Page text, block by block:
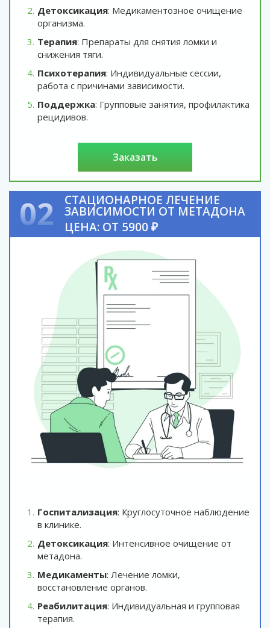
Детоксикация: Медикаментозное очищение
организма.
Терапия: Препараты для снятия ломки и
снижения тяги.
Психотерапия: Индивидуальные сессии,
работа с причинами зависимости.
Поддержка: Групповые занятия, профилактика
рецидивов.
заказать
02 СТАЦИОНАРНОЕ ЛЕЧЕНИЕ
ЗАВИСИМОСТИ ОТ МЕТАДОНА
ЦЕНА: ОТ 5900 ₽
Госпитализация: Круглосуточное наблюдение
в клинике.
Детоксикация: Интенсивное очищение от
метадона.
Медикаменты: Лечение ломки,
восстановление органов.
Реабилитация: Индивидуальная и групповая
терапия.